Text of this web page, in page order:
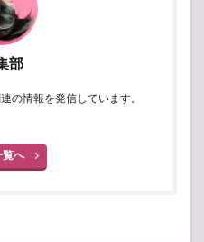
部
の情報を発信しています。
覧へ